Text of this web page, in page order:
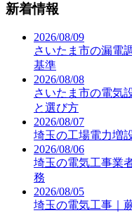
新着情報
2026/08/09
さいたま市の漏電
基準
2026/08/08
さいたま市の電気
と選び方
2026/08/07
埼玉の工場電力増
2026/08/06
埼玉の電気工事業
務
2026/08/05
埼玉の電気工事｜